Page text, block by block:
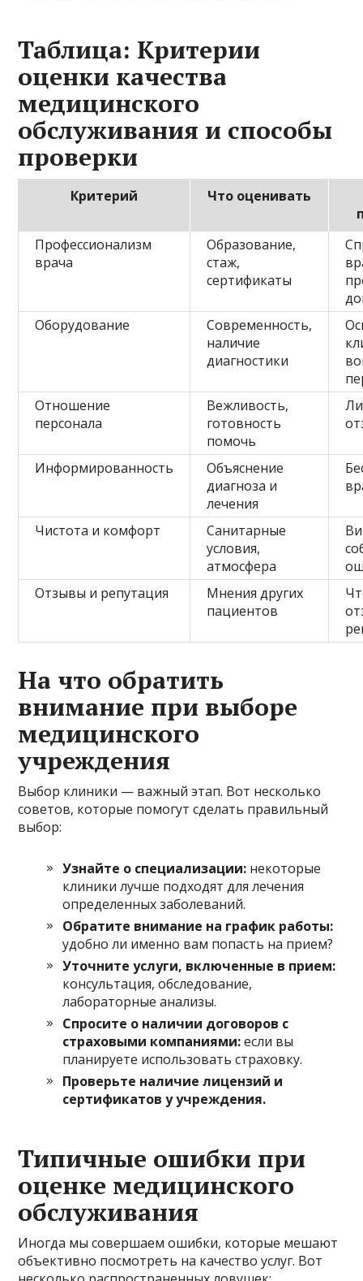
Таблица: Критерии
оценки качества
медицинского
обслуживания и способы
проверки
Критерий
Что оценивать
Профессионализм
врача
Образование,
стаж,
сертификаты
Оборудование
Современность,
наличие
диагностики
Отношение
персонала
Вежливость,
готовность
помочь
Информированность
Объяснение
диагноза и
лечения
Чистота и комфорт
Санитарные
условия,
атмосфера
Отзывы и репутация
Мнения других
пациентов
На что обратить
внимание при выборе
медицинского
учреждения
Выбор клиники — важный этап. Вот несколько
советов, которые помогут сделать правильный
выбор:
Узнайте о специализации: некоторые
клиники лучше подходят для лечения
определенных заболеваний.
Обратите внимание на график работы:
удобно ли именно вам попасть на прием?
Уточните услуги, включенные в прием:
консультация, обследование,
лабораторные анализы.
Спросите о наличии договоров с
страховыми компаниями:если вы
планируете использовать страховку.
Проверьте наличие лицензий и
сертификатов у учреждения.
Типичные ошибки при
оценке медицинского
обслуживания
Иногда мы совершаем ошибки, которые мешают
объективно посмотреть на качество услуг. Вот